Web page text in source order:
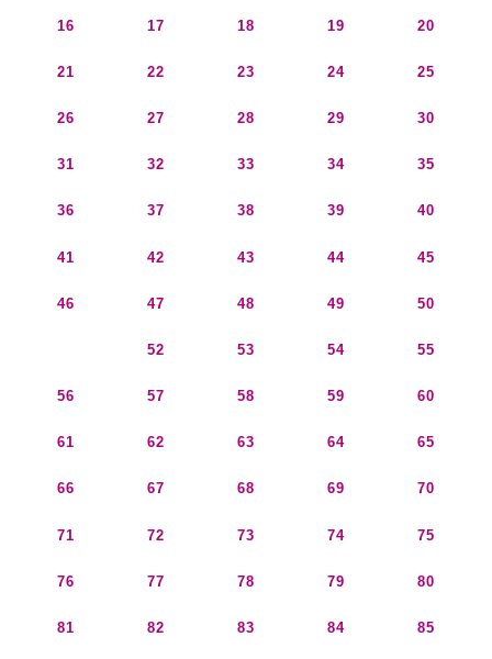
16 17 18 19 20
21 22 23 24 25
26 27 28 29 30
31 32 33 34 35
36 37 38 39 40
41 42 43 44 45
46 47 48 49 50
52 53 54 55
56 57 58 59 60
61 62 63 64 65
66 67 68 69 70
71 72 73 74 75
76 77 78 79 80
81 82 83 84 85